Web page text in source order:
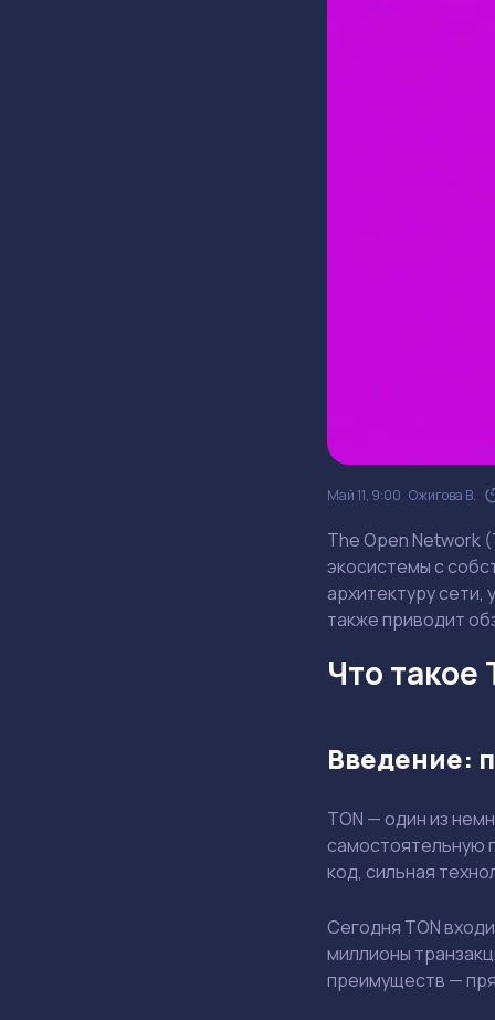
Май 11, 9:00 Ожигова В.
The Open Network
экосистемы с
архитектуру сети,
также приводит
Что такое
Введение:
TON — один из
самостоятельную
код, сильная
Сегодня TON
миллионы
преимуществ —